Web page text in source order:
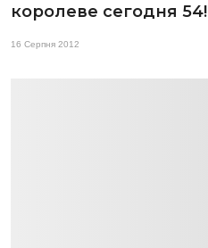
королеве сегодня 54!
16 Серпня 2012